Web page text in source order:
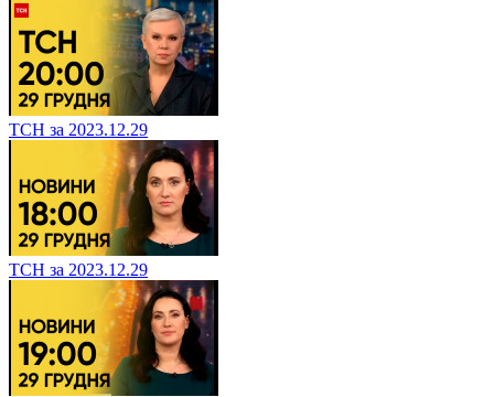
ТСН за 2023.12.29
ТСН за 2023.12.29